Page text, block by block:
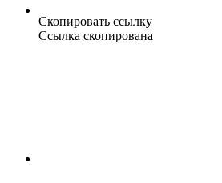
Скопировать ссылку
Ссылка скопирована